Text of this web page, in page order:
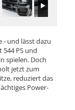
- und lässt dazu
544 PS und
spielen. Doch
jetzt zum
reduziert das
Power-